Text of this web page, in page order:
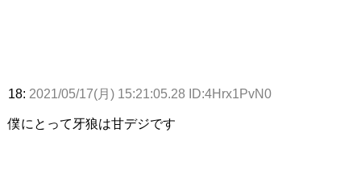
18: 2021/05/17(月) 15:21:05.28 ID:4Hrx1PvN0
僕にとって牙狼は甘デジです